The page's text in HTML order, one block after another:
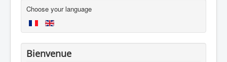
Choose your language
Bienvenue